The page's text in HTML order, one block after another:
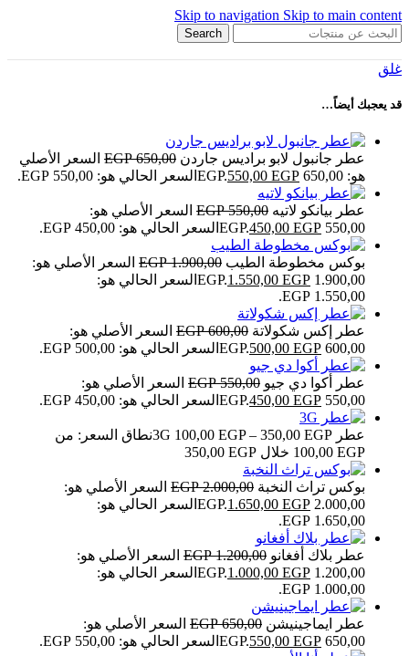
Skip to navigation Skip to main content
Search
غلق
قد يعجبك أيضاً…
عطر جانبول لابو براديس جاردن 650,00
EGP السعر الأصلي
هو: 650,00 EGP.
550,00 EGP السعر الحالي هو: 550,00 EGP.
عطر بيانكو لاتيه 550,00
EGP السعر الأصلي هو:
550,00 EGP.
450,00 EGP السعر الحالي هو: 450,00 EGP.
بوكس مخطوطة الطيب 1.900,00
EGP السعر الأصلي هو:
1.900,00 EGP.
1.550,00 EGP
السعر الحالي هو:
1.550,00 EGP.
عطر إكس شكولاتة 600,00
EGP السعر الأصلي هو:
600,00 EGP.
500,00 EGP السعر الحالي هو: 500,00 EGP.
عطر أكوا دي جيو 550,00
EGP السعر الأصلي هو:
550,00 EGP.
450,00 EGP السعر الحالي هو: 450,00 EGP.
عطر 3G 100,00 EGP – 350,00 EGP
نطاق السعر: من
بوكس تراث النخبة 2.000,00
EGP السعر الأصلي هو:
2.000,00 EGP.
1.650,00 EGP
السعر الحالي هو:
1.650,00 EGP.
عطر بلاك أفغانو 1.200,00
EGP السعر الأصلي هو:
1.200,00 EGP.
1.000,00 EGP
السعر الحالي هو:
1.000,00 EGP.
عطر ايماجينيشن 650,00
EGP السعر الأصلي هو:
650,00 EGP.
550,00 EGP السعر الحالي هو: 550,00 EGP.